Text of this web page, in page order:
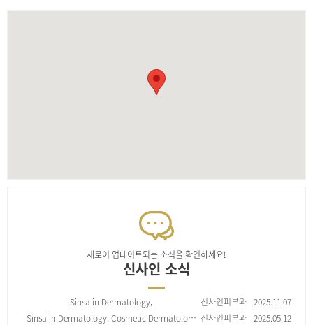
새로이 업데이트되는 소식을 확인하세요!
신사인 소식
Sinsa in Dermatology,
皮肤美容治疗项目收费标准
신사인피부과 2025.11.07
Sinsa in Dermatology, Cosmetic Dermatolo… 신사인피부과 2025.05.12